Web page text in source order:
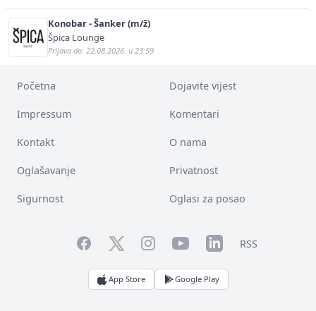
Konobar - Šanker (m/ž)
Špica Lounge
Prijava do: 22.08.2026. u 23:59
Početna Dojavite vijest
Impressum Komentari
Kontakt O nama
Oglašavanje Privatnost
Sigurnost Oglasi za posao
FacebookTwitterInstagramYouTubeLinkedInRSS
App Store Google Play